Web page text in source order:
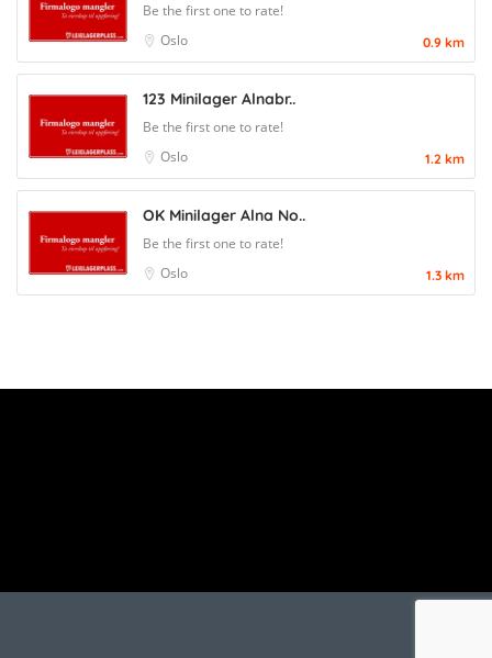
Be the first one to rate!
Oslo
0.9 km
123 Minilager Alnabr..
Be the first one to rate!
Oslo
1.2 km
OK Minilager Alna No..
Be the first one to rate!
Oslo
1.3 km